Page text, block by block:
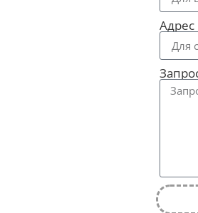
Адрес